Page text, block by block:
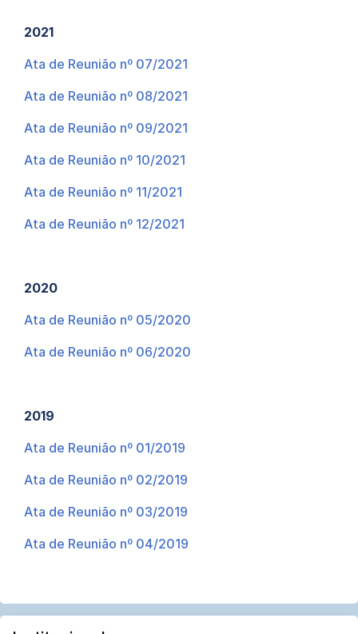
2021
Ata de Reunião nº 07/2021
Ata de Reunião nº 08/2021
Ata de Reunião nº 09/2021
Ata de Reunião nº 10/2021
Ata de Reunião nº 11/2021
Ata de Reunião nº 12/2021
2020
Ata de Reunião nº 05/2020
Ata de Reunião nº 06/2020
2019
Ata de Reunião nº 01/2019
Ata de Reunião nº 02/2019
Ata de Reunião nº 03/2019
Ata de Reunião nº 04/2019